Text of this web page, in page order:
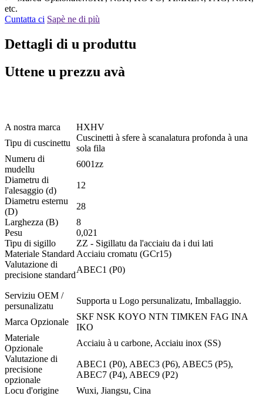
etc.
Cuntatta ci Sapè ne di più
Dettagli di u produttu
Uttene u prezzu avà
A nostra marca
HXHV
Tipu di cuscinettu
Cuscinetti à sfere à scanalatura profonda à una
sola fila
Numeru di
mudellu
6001zz
Diametru di
l'alesaggio (d)
12
Diametru esternu
(D)
28
Larghezza (B)
8
Pesu
0,021
Tipu di sigillo
ZZ - Sigillatu da l'acciaiu da i dui lati
Materiale Standard Acciaiu cromatu (GCr15)
Valutazione di
precisione standard
ABEC1 (P0)
Serviziu OEM /
persunalizatu
Supporta u Logo persunalizatu, Imballaggio.
Marca Opzionale
SKF NSK KOYO NTN TIMKEN FAG INA
IKO
Materiale
Opzionale
Acciaiu à u carbone, Acciaiu inox (SS)
Valutazione di
precisione
opzionale
ABEC1 (P0), ABEC3 (P6), ABEC5 (P5),
ABEC7 (P4), ABEC9 (P2)
Locu d'origine
Wuxi, Jiangsu, Cina